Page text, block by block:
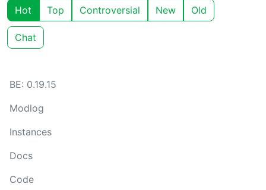
Hot Top Controversial New Old
Chat
BE: 0.19.15
Modlog
Instances
Docs
Code